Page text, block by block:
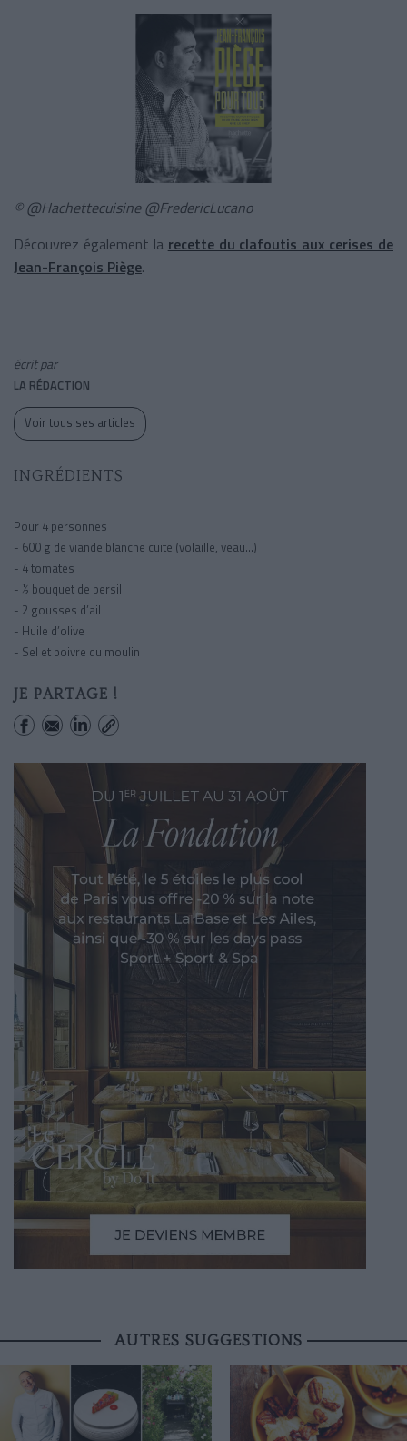
© @Hachettecuisine @FredericLucano
Découvrez également la recette du clafoutis aux cerises de
Jean-François Piège.
écrit par
LA RÉDACTION
Voir tous ses articles
INGRÉDIENTS
Pour 4 personnes
- 600 g de viande blanche cuite (volaille, veau…)
- 4 tomates
- ½ bouquet de persil
- 2 gousses d’ail
- Huile d’olive
- Sel et poivre du moulin
JE PARTAGE !
AUTRES SUGGESTIONS